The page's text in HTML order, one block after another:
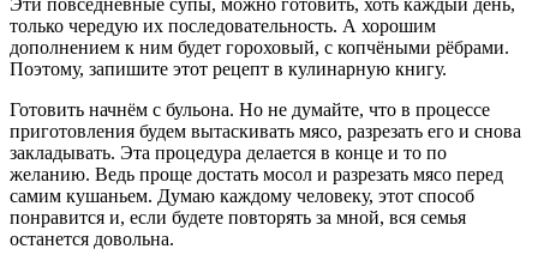
Эти повседневные супы, можно готовить, хоть каждый день,
только чередую их последовательность. А хорошим
дополнением к ним будет гороховый, с копчёными рёбрами.
Поэтому, запишите этот рецепт в кулинарную книгу.
Готовить начнём с бульона. Но не думайте, что в процессе
приготовления будем вытаскивать мясо, разрезать его и снова
закладывать. Эта процедура делается в конце и то по
желанию. Ведь проще достать мосол и разрезать мясо перед
самим кушаньем. Думаю каждому человеку, этот способ
понравится и, если будете повторять за мной, вся семья
останется довольна.